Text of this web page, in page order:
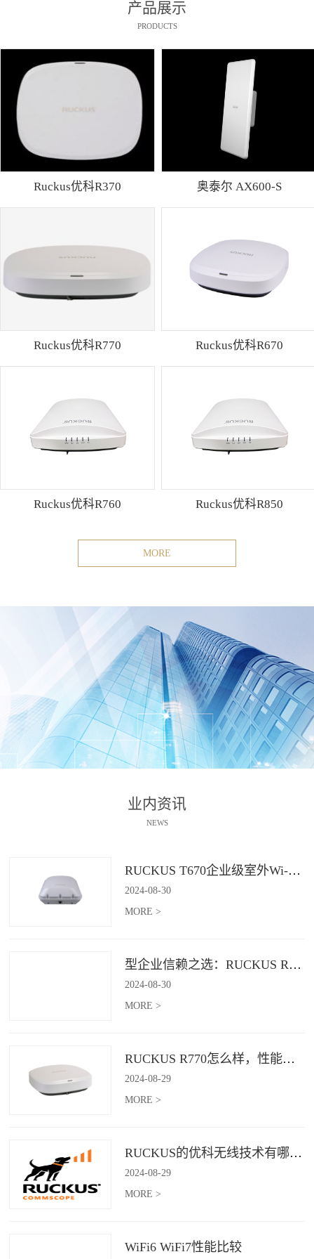
产品展示
PRODUCTS
Ruckus优科R370 奥泰尔 AX600-S
Ruckus优科R770 Ruckus优科R670
Ruckus优科R760 Ruckus优科R850
MORE
业内资讯
NEWS
RUCKUS T670企业级室外Wi-Fi 7解决方案：挑战室外环境，畅享高性能连接
2024-08-30
MORE >
型企业信赖之选：RUCKUS R760，安全稳定的Wi-Fi解决方案
2024-08-30
MORE >
RUCKUS R770怎么样，性能怎么样，好用吗？
2024-08-29
MORE >
RUCKUS的优科无线技术有哪些优缺点？
2024-08-29
MORE >
WiFi6 WiFi7性能比较